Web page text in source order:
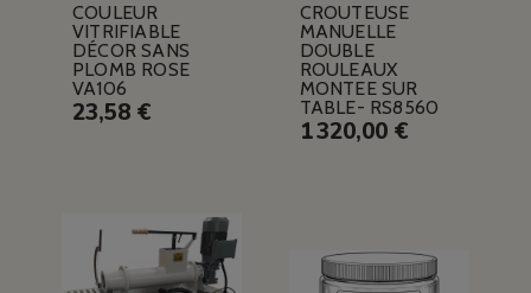
COULEUR
VITRIFIABLE
DÉCOR SANS
PLOMB ROSE
VA106
23,58 €
CROUTEUSE
MANUELLE
DOUBLE
ROULEAUX
MONTEE SUR
TABLE- RS8560
1 320,00 €